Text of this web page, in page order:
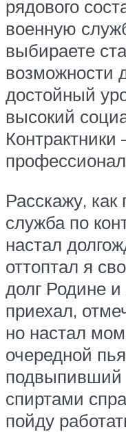
рядового
военную
выбираете
возможности
достойный
высокий
Контрактники
Расскажу,
служба по
настал
оттоптал я
долг Родине
приехал,
но настал
очередной
спиртами
пойду